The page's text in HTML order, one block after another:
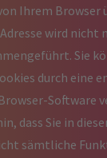
Ihrem
wird nicht
Sie
durch eine
Software
dass Sie in
sämtliche